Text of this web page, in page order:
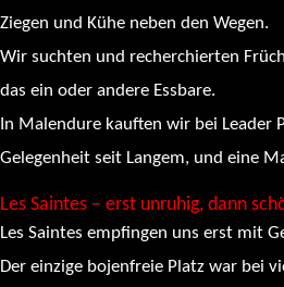
Ziegen und Kühe neben den Wegen.
Wir suchten und recherchierten
das ein oder andere Essbare.
In Malendure kauften wir bei Leader
Gelegenheit seit Langem, und eine
Les Saintes – erst unruhig, dann
Les Saintes empfingen uns erst mit
Der einzige bojenfreie Platz war bei